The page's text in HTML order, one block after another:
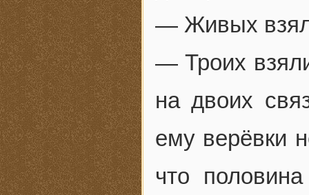
— Живых
— Троих
на двоих
ему верёвки
что